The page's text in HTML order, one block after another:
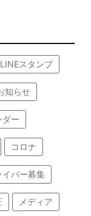
LINEスタンプ
知らせ
ダー
コロナ
イバー募集
メディア